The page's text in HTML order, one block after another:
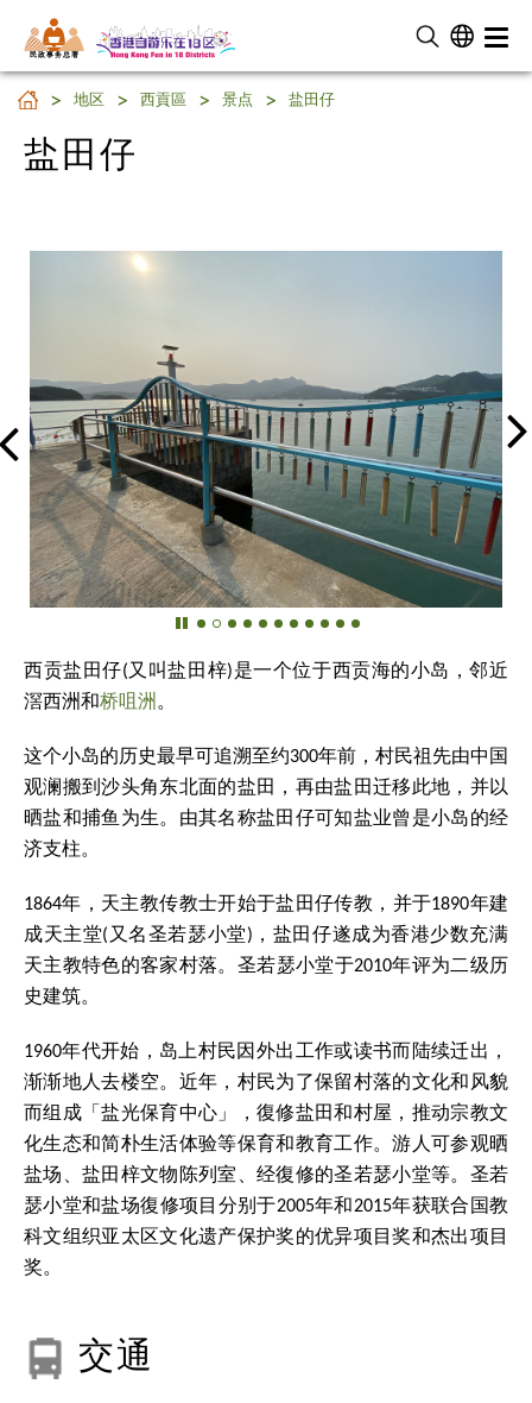
民 政 事 务 总 署
盐田仔
地区 西貢區 景点 盐田仔
盐田仔
西贡盐田仔(又叫盐田梓)是一个位于西贡海的小岛，邻近
滘西洲和桥咀洲 。
这个小岛的历史最早可追溯至约300年前，村民祖先由中国
观澜搬到沙头角东北面的盐田，再由盐田迁移此地，并以
晒盐和捕鱼为生。由其名称盐田仔可知盐业曾是小岛的经
济支柱。
1864年，天主教传教士开始于盐田仔传教，并于1890年建
成天主堂(又名圣若瑟小堂)，盐田仔遂成为香港少数充满
天主教特色的客家村落。圣若瑟小堂于2010年评为二级历
史建筑。
1960年代开始，岛上村民因外出工作或读书而陆续迁出，
渐渐地人去楼空。近年，村民为了保留村落的文化和风貌
而组成「盐光保育中心」，復修盐田和村屋，推动宗教文
化生态和简朴生活体验等保育和教育工作。游人可参观晒
盐场、盐田梓文物陈列室、经復修的圣若瑟小堂等。圣若
瑟小堂和盐场復修项目分别于2005年和2015年获联合国教
科文组织亚太区文化遗产保护奖的优异项目奖和杰出项目
奖。
交通